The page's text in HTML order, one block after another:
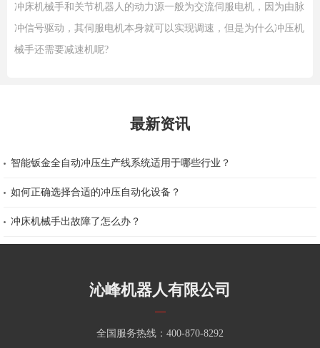
冲床机械手和关节机器人的动力源一般为交流伺服电机，因为由脉
冲信号驱动，其伺服电机本身就可以实现调速，但是为什么冲压机
械手还需要减速机呢?
最新资讯
智能钣金全自动冲压生产线系统适用于哪些行业？
如何正确选择合适的冲压自动化设备？
冲床机械手出故障了怎么办？
沁峰机器人有限公司
全国服务热线：400-870-8292